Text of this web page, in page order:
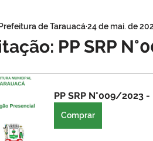
Educação
Administração Datas
Turismo Licitação
PP SRP
de Tarauacá24 de mai. de
PP SRP N°009/2023
Comprar